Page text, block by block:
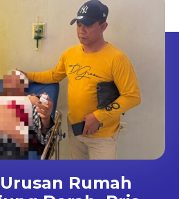
Rumah